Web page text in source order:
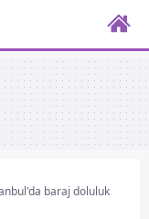
baraj doluluk